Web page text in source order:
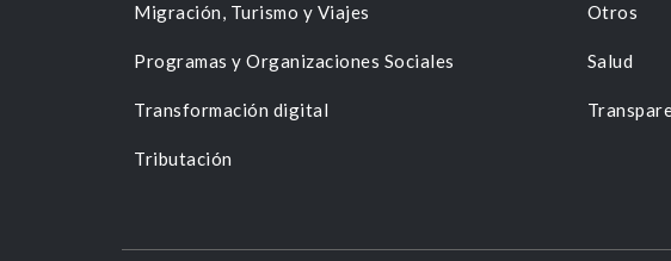
Migración, Turismo y Viajes Otros
Programas y Organizaciones Sociales Salud
Transformación digital
Tributación